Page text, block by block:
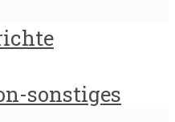
sonstiges